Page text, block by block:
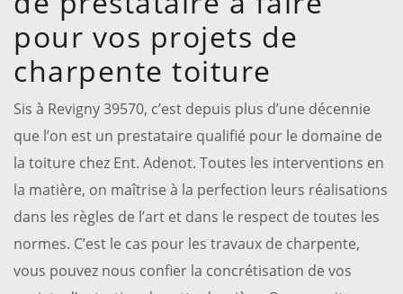
pour vos projets de
charpente toiture
Sis à Revigny 39570, c’est depuis plus d’une décennie
que l’on est un prestataire qualifié pour le domaine de
la toiture chez Ent. Adenot. Toutes les interventions en
la matière, on maîtrise à la perfection leurs réalisations
dans les règles de l’art et dans le respect de toutes les
normes. C’est le cas pour les travaux de charpente,
vous pouvez nous confier la concrétisation de vos